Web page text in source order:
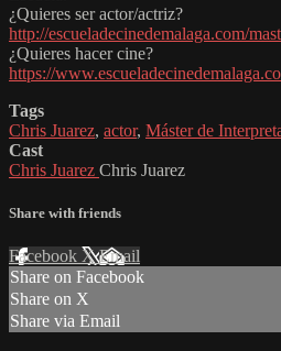
¿Quieres ser actor/actriz?
http://escueladecinedemalaga.com/
¿Quieres hacer cine?
https://
Tags
Chris Juarez, actor, Máster de
Cast
Chris Juarez Chris Juarez
Share with friends
Facebook XEmail
Share on Facebook
Share on X
Share via Email